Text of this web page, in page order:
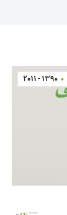
1390 - 2011